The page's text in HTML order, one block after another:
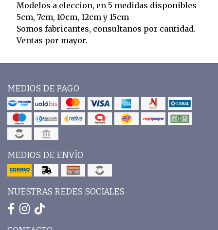
Modelos a eleccion, en 5 medidas disponibles
5cm, 7cm, 10cm, 12cm y 15cm
Somos fabricantes, consultanos por cantidad.
Ventas por mayor.
MEDIOS DE PAGO
MEDIOS DE ENVÍO
NUESTRAS REDES SOCIALES